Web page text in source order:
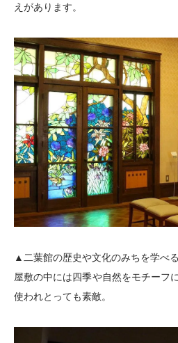
えがあります。
▲二葉館の歴史や文化のみちを学べ
屋敷の中には四季や自然をモチーフ
使われとっても素敵。